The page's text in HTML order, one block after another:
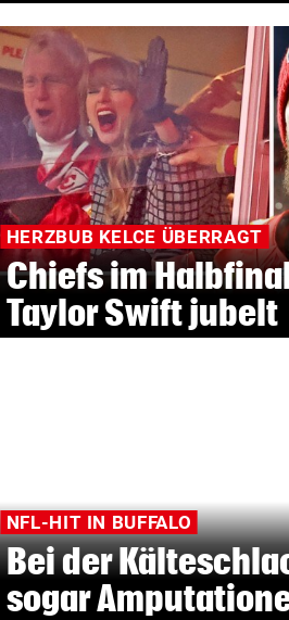
HERZBUB KELCE ÜBERRAGT
Chiefs im
Taylor Swift jubelt
NFL-HIT IN BUFFALO
Bei der
sogar